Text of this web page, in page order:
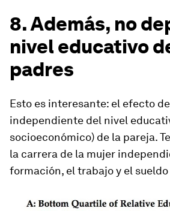
8. Además, no
nivel educativo
padres
Esto es interesante: el efecto
independiente del nivel
socioeconómico) de la pareja.
la carrera de la mujer
formación, el trabajo y el sueldo